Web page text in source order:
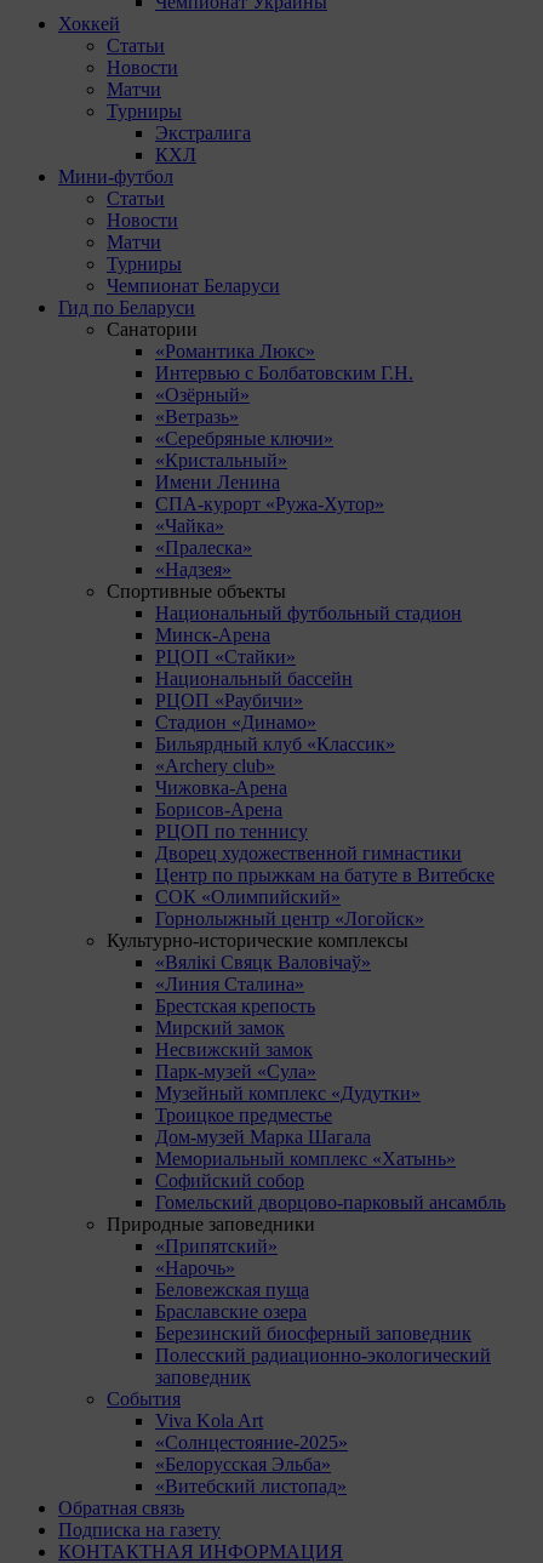
Хоккей
Статьи
Новости
Матчи
Турниры
Экстралига
КХЛ
Мини-футбол
Статьи
Новости
Матчи
Турниры
Чемпионат Беларуси
Гид по Беларуси
Санатории
«Романтика Люкс»
Интервью с Болбатовским Г.Н.
«Озёрный»
«Ветразь»
«Серебряные ключи»
«Кристальный»
Имени Ленина
СПА-курорт «Ружа-Хутор»
«Чайка»
«Пралеска»
«Надзея»
Спортивные объекты
Национальный футбольный стадион
Минск-Арена
РЦОП «Стайки»
Национальный бассейн
РЦОП «Раубичи»
Стадион «Динамо»
Бильярдный клуб «Классик»
«Archery club»
Чижовка-Арена
Борисов-Арена
РЦОП по теннису
Дворец художественной гимнастики
Центр по прыжкам на батуте в Витебске
СОК «Олимпийский»
Горнолыжный центр «Логойск»
Культурно-исторические комплексы
«Вялікі Свяцк Валовічаў»
«Линия Сталина»
Брестская крепость
Мирский замок
Несвижский замок
Парк-музей «Сула»
Музейный комплекс «Дудутки»
Троицкое предместье
Дом-музей Марка Шагала
Мемориальный комплекс «Хатынь»
Софийский собор
Гомельский дворцово-парковый ансамбль
Природные заповедники
«Припятский»
«Нарочь»
Беловежская пуща
Браславские озера
Березинский биосферный заповедник
Полесский радиационно-экологический
заповедник
События
Viva Kola Art
«Солнцестояние-2025»
«Белорусская Эльба»
«Витебский листопад»
Обратная связь
Подписка на газету
КОНТАКТНАЯ ИНФОРМАЦИЯ